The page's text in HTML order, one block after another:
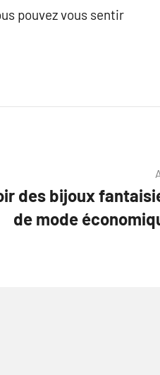
pouvez vous sentir
des bijoux
de mode